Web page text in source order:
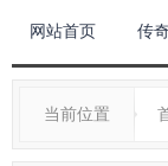
网站首页 传
当前位置